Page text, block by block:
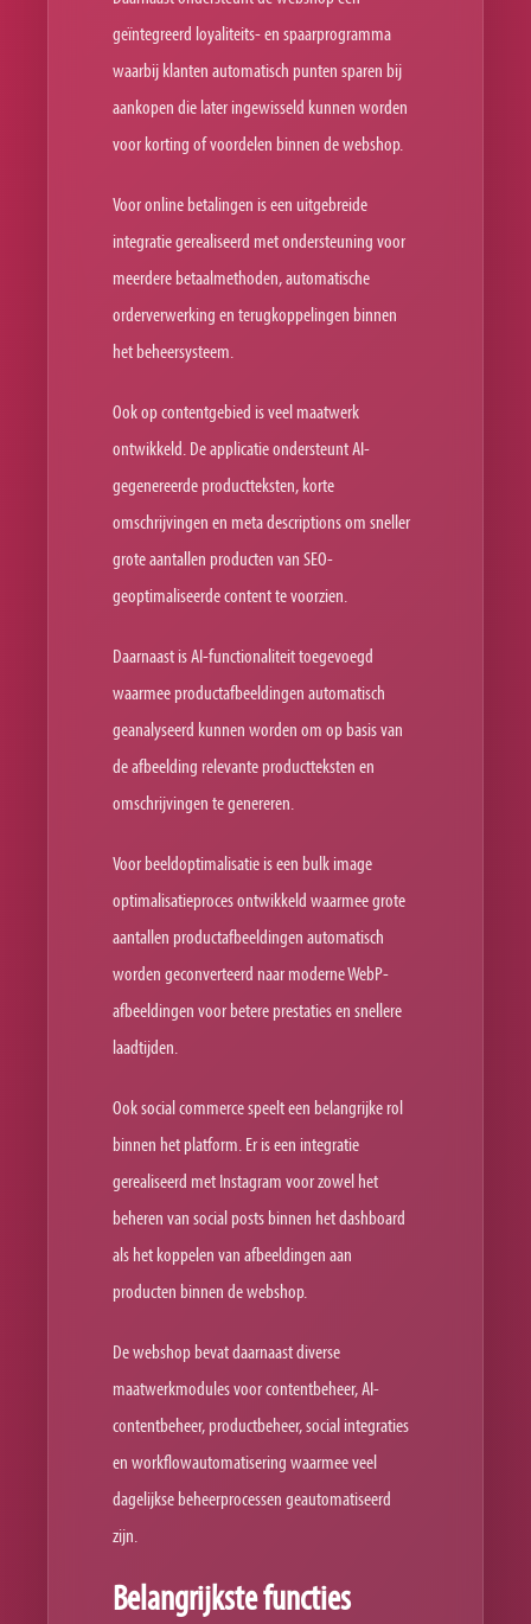
geïntegreerd loyaliteits- en spaarprogramma
waarbij klanten automatisch punten sparen bij
aankopen die later ingewisseld kunnen worden
voor korting of voordelen binnen de webshop.
Voor online betalingen is een uitgebreide
integratie gerealiseerd met ondersteuning voor
meerdere betaalmethoden, automatische
orderverwerking en terugkoppelingen binnen
het beheersysteem.
Ook op contentgebied is veel maatwerk
ontwikkeld. De applicatie ondersteunt AI-
gegenereerde productteksten, korte
omschrijvingen en meta descriptions om sneller
grote aantallen producten van SEO-
geoptimaliseerde content te voorzien.
Daarnaast is AI-functionaliteit toegevoegd
waarmee productafbeeldingen automatisch
geanalyseerd kunnen worden om op basis van
de afbeelding relevante productteksten en
omschrijvingen te genereren.
Voor beeldoptimalisatie is een bulk image
optimalisatieproces ontwikkeld waarmee grote
aantallen productafbeeldingen automatisch
worden geconverteerd naar moderne WebP-
afbeeldingen voor betere prestaties en snellere
laadtijden.
Ook social commerce speelt een belangrijke rol
binnen het platform. Er is een integratie
gerealiseerd met Instagram voor zowel het
beheren van social posts binnen het dashboard
als het koppelen van afbeeldingen aan
producten binnen de webshop.
De webshop bevat daarnaast diverse
maatwerkmodules voor contentbeheer, AI-
contentbeheer, productbeheer, social integraties
en workflowautomatisering waarmee veel
dagelijkse beheerprocessen geautomatiseerd
zijn.
Belangrijkste functies